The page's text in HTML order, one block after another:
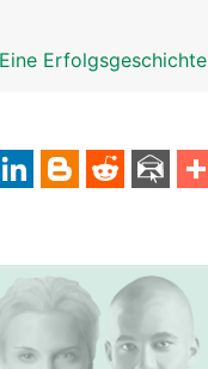
Erfolgsgeschichte